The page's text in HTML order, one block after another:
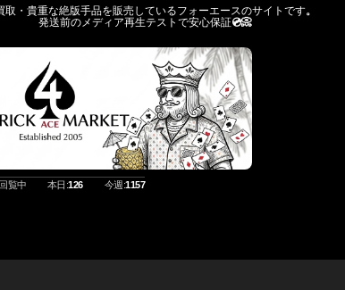
取・貴重な絶版手品を販売しているフォーエースのサイトです。
発送前のメディア再生テストで安心保証💿️📀
覧中 本日:126 今週:1157